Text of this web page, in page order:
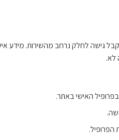
גישה לחלק נרחב מהשירות. מידע
לא.
האישי באתר.